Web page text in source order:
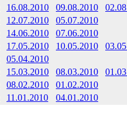
16.08.2010 09.08.2010
12.07.2010
05.07.2010
14.06.2010
07.06.2010
17.05.2010 10.05.2010
05.04.2010
15.03.2010 08.03.2010
08.02.2010
01.02.2010
11.01.2010 04.01.2010